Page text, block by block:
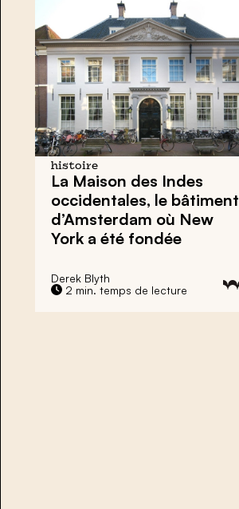
histoire
La Maison des Indes
occidentales, le bâtiment
d’Amsterdam où New
York a été fondée
Derek Blyth
2 min. temps de lecture